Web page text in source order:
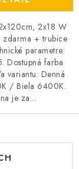
2x18 W
+ trubice
parametre:
Dostupná farba
variantu: Denná
/ Biela 6400K.
je za...